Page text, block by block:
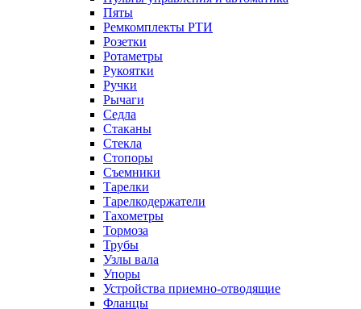
Пяты
Ремкомплекты РТИ
Розетки
Ротаметры
Рукоятки
Ручки
Рычаги
Седла
Стаканы
Стекла
Стопоры
Съемники
Тарелки
Тарелкодержатели
Тахометры
Тормоза
Трубы
Узлы вала
Упоры
Устройства приемно-отводящие
Фланцы